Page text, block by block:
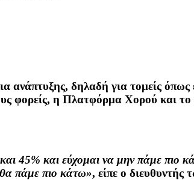
ανάπτυξης, δηλαδή για τομείς
φορείς, η Πλατφόρμα Χορού και
45% και εύχομαι να μην πάμε πιο
θα πάμε πιο κάτω», είπε ο διευθυντής